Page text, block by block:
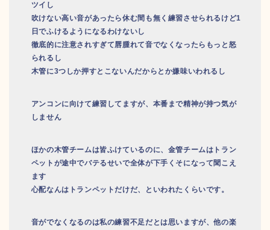
ツイし
吹けない高い音があったら休む間も無く練習させられるけど1
日でふけるようになるわけないし
徹底的に注意されすぎて唇腫れて音でなくなったらもっと怒
られるし
木管に3つしか押すとこないんだからとか嫌味いわれるし
アンコンに向けて練習してますが、本番まで精神が持つ気が
しません
ほかの木管チームは皆ふけているのに、金管チームはトラン
ペットが途中でバテるせいで全体が下手くそになって聞こえ
ます
心配なんはトランペットだけだ、といわれたくらいです。
音がでなくなるのは私の練習不足だとは思いますが、他の楽